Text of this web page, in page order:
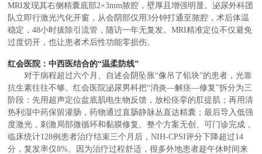
MRI发现其右侧精囊底部2×3mm脓腔，壁厚且增强明显。泌尿外科团
队立即行激光汽化开窗，从会阴部仅用3分钟打通至脓腔，术后体温
稳定，48小时拔除引流管，随访一年无复发。MRI精准定位不仅避免
过度切开，也让患者术后性功能零损伤。
红会医院：中西医结合的“温柔防线”
对于病程超过六个月、自述会阴坠胀“像吊了铅块”的患者，光靠
抗生素往往不够。红会医院泌尿男科把“消炎—解痉—修复”拆分为三
阶段：先用超声定位盆底肌电生物反馈，放松痉挛的肛提肌；再用清
热利湿中药保留灌肠，药物通过直肠静脉丛直达精囊；最后导入低强
度激光，刺激局部微循环和黏膜修复。整个方案无创、可门诊完成，
临床统计128例患者治疗结束三个月后，NIH-CPSI评分下降超过14
分，复发率仅8%。因为治疗过程舒适，很多外地患者趁午休时间来